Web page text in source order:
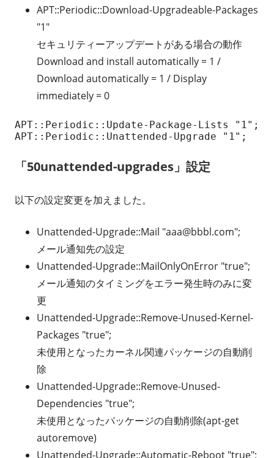
APT::Periodic::Download-Upgradeable-Packages
"1"
セキュリティーアップデートがある場合の動作
Download and install automatically = 1 /
Download automatically = 1 / Display
immediately = 0
APT::Periodic::Update-Package-Lists "1";
APT::Periodic::Unattended-Upgrade "1";
「50unattended-upgrades」設定
以下の設定変更を加えました。
Unattended-Upgrade::Mail "aaa@bbbl.com";
メール通知先の設定
Unattended-Upgrade::MailOnlyOnError "true";
メール通知のタイミングをエラー発生時のみに変
更
Unattended-Upgrade::Remove-Unused-Kernel-
Packages "true";
未使用となったカーネル関連パッケージの自動削
除
Unattended-Upgrade::Remove-Unused-
Dependencies "true";
未使用となったパッケージの自動削除(apt-get
autoremove)
Unattended-Upgrade::Automatic-Reboot "true";